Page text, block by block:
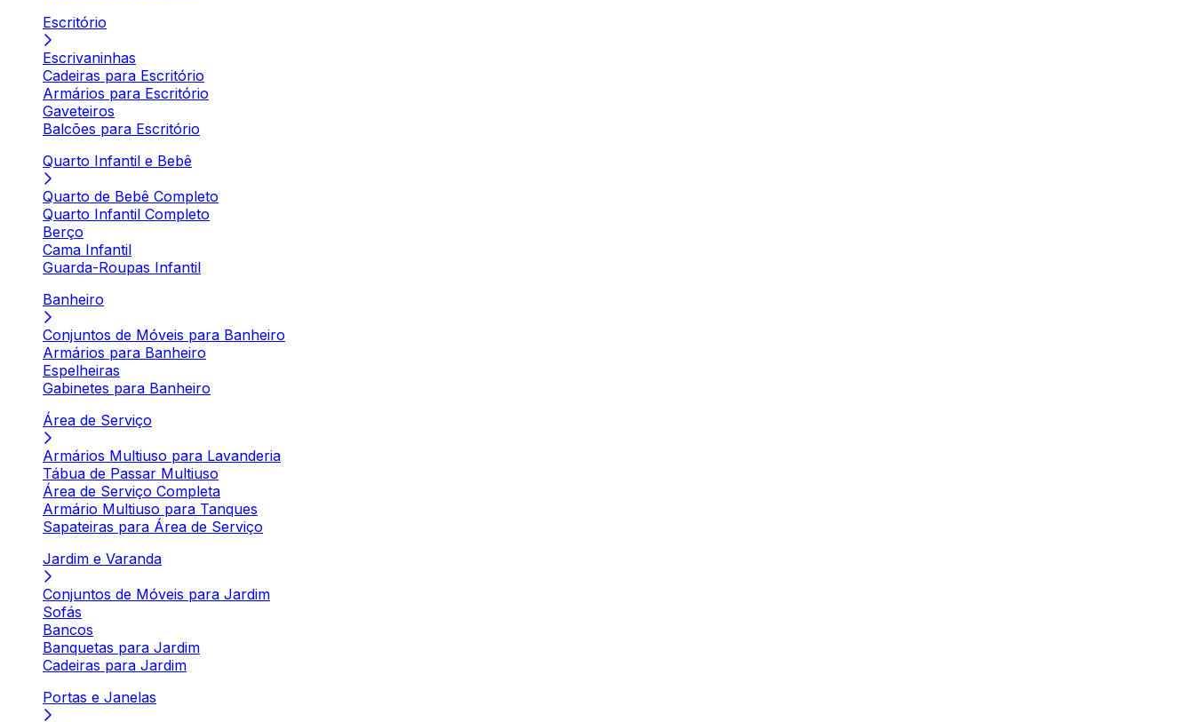
Escritório
Escrivaninhas
Cadeiras para Escritório
Armários para Escritório
Gaveteiros
Balcões para Escritório
Quarto Infantil e Bebê
Quarto de Bebê Completo
Quarto Infantil Completo
Berço
Cama Infantil
Guarda-Roupas Infantil
Banheiro
Conjuntos de Móveis para Banheiro
Armários para Banheiro
Espelheiras
Gabinetes para Banheiro
Área de Serviço
Armários Multiuso para Lavanderia
Tábua de Passar Multiuso
Área de Serviço Completa
Armário Multiuso para Tanques
Sapateiras para Área de Serviço
Jardim e Varanda
Conjuntos de Móveis para Jardim
Sofás
Bancos
Banquetas para Jardim
Cadeiras para Jardim
Portas e Janelas